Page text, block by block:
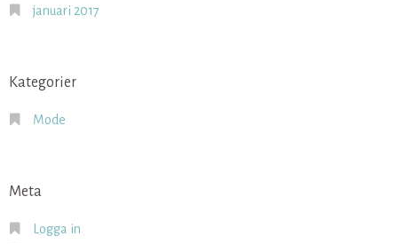
januari 2017
Kategorier
Mode
Meta
Logga in